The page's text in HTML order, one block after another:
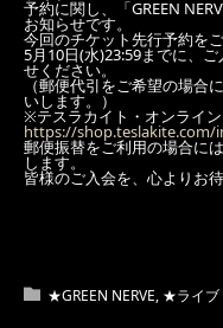
予約に関し、「GREEN
お知らせです。
今回のチケット先行予約を
5月10日(水)23:59までに、
せください。
（郵便代引をご希望の場合
いします。）
※テスラカイト・オンライ
https://shop.teslakite.com/
郵便振替をご利用の場合に
します。
皆様のご入会を、心よりお
★GREEN NERVE, ★ライブ